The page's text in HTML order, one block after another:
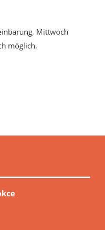
Mittwoch
möglich.